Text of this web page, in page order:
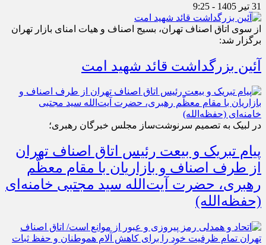
31 تیر 1405 - 9:25
از سوی اتاق اصناف تهران، بسیج اصناف و هیات امنای بازار تهران
برگزار شد:
آئین بزرگداشت قائد شهید امت
در لبیک به تصمیم سرنوشت‌ساز مجلس خبرگان رهبری؛
پیام تبریک و بیعت رئیس اتاق اصناف تهران
از طرف اصناف و بازاریان با مقام معظّم
رهبری، حضرت آیت‌الله سید مجتبی خامنه‌ای
(حفظه‌الله)